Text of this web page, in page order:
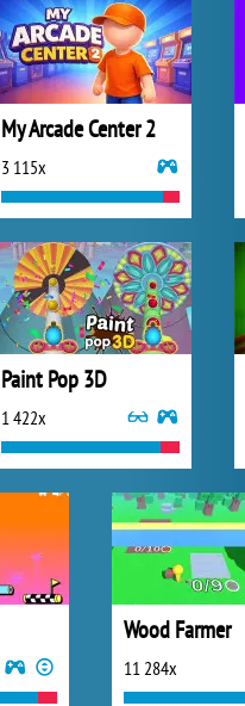
My Arcade Center 2
3 115x
Paint Pop 3D
1 422x
Wood Farmer
11 284x